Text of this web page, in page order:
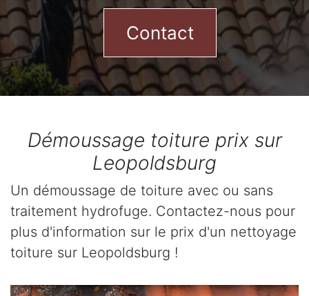
Contact
Démoussage toiture prix sur
Leopoldsburg
Un démoussage de toiture avec ou sans
traitement hydrofuge. Contactez-nous pour
plus d'information sur le prix d'un nettoyage
toiture sur Leopoldsburg !